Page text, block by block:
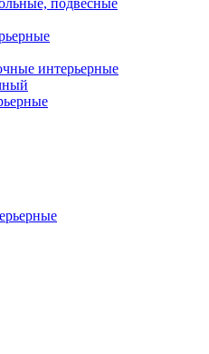
подвесные
интерьерные